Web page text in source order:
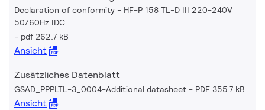
Declaration of conformity - HF-P 158 TL-D III 220-240V
50/60Hz IDC
pdf 262.7 kB
Ansicht
Zusätzliches Datenblatt
GSAD_PPPLTL-3_0004-Additional datasheet PDF 355.7 kB
Ansicht